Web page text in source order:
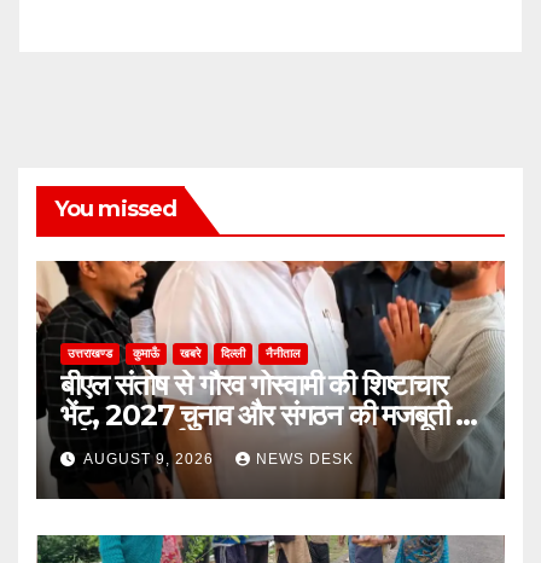
You missed
उत्तराखण्ड कुमाऊँ खबरे दिल्ली नैनीताल
बीएल संतोष से गौरव गोस्वामी की शिष्टाचार
भेंट, 2027 चुनाव और संगठन की मजबूती पर
हुई अहम चर्चा
AUGUST 9, 2026 NEWS DESK